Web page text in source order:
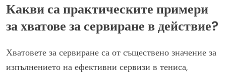
Какви са практическите примери
за хватове за сервиране в действие?
Хватовете за сервиране са от съществено значение за
изпълнението на ефективни сервизи в тениса,